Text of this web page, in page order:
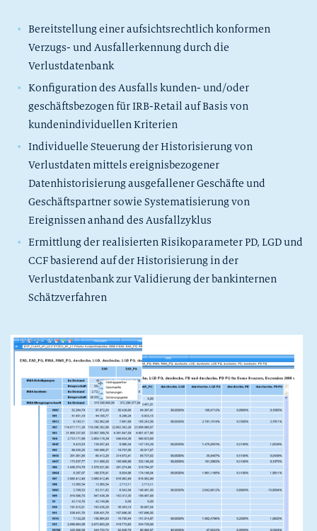
Bereitstellung einer aufsichtsrechtlich konformen
Verzugs- und Ausfallerkennung durch die
Verlustdatenbank
Konfiguration des Ausfalls kunden- und/oder
geschäftsbezogen für IRB-Retail auf Basis von
kundenindividuellen Kriterien
Individuelle Steuerung der Historisierung von
Verlustdaten mittels ereignisbezogener
Datenhistorisierung ausgefallener Geschäfte und
Geschäftspartner sowie Systematisierung von
Ereignissen anhand des Ausfallzyklus
Ermittlung der realisierten Risikoparameter PD, LGD und
CCF basierend auf der Historisierung in der
Verlustdatenbank zur Validierung der bankinternen
Schätzverfahren